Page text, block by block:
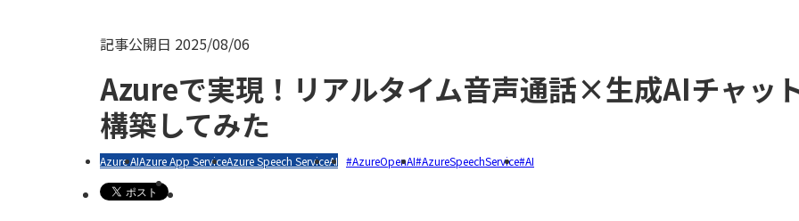
記事公開日 2025/08/06
Azureで実現！リアルタイム音声通話×生成AIチャッ
構築してみた
Azure AIAzure App ServiceAzure Speech ServiceAI AzureOpenAI AzureSpeechService AI